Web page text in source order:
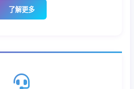
了解更多